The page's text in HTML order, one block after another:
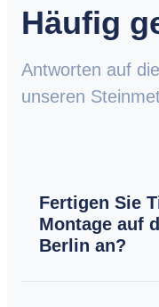
Häufig
Antworten auf
unseren
Fertigen Sie
Montage auf
Berlin an?